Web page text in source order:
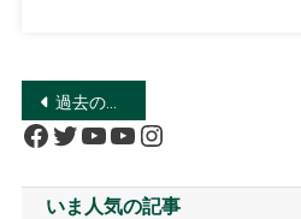
投
稿
ナ
過去の投稿
Facebook
Twitter
YouTube
YouTube
Instagram
いま人気の記事